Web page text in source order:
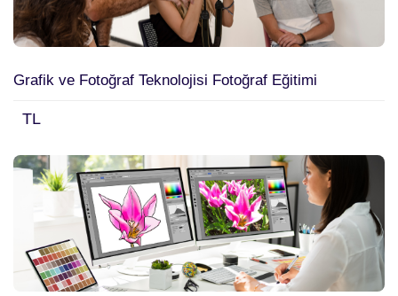
Grafik ve Fotoğraf Teknolojisi Fotoğraf Eğitimi
TL